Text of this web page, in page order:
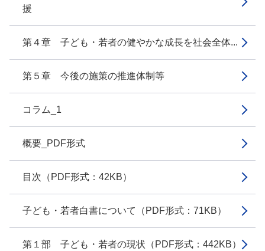
援
第４章 子ども・若者の健やかな成長を社会全体...
第５章 今後の施策の推進体制等
コラム_1
概要_PDF形式
目次（PDF形式：42KB）
子ども・若者白書について（PDF形式：71KB）
第１部 子ども・若者の現状（PDF形式：442KB）